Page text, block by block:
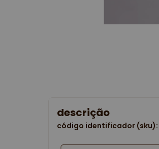
descrição
código identificador (sku):